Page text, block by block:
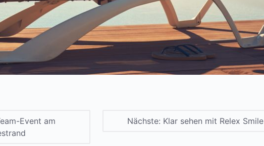
Event am
Nächste: Klar sehen mit Relex Smile